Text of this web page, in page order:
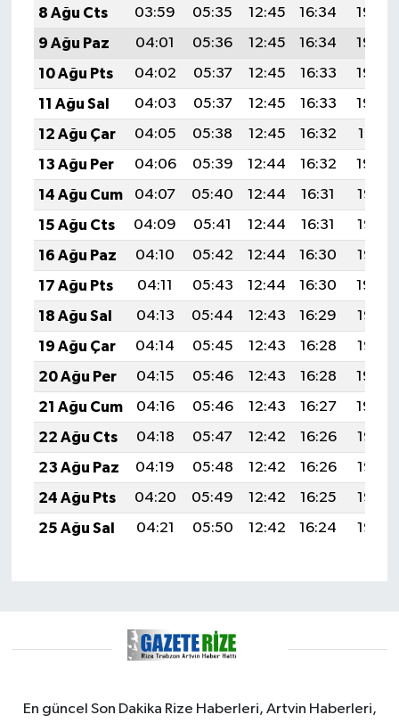
8 Ağu Cts
03:59 05:35 12:45 16:34
19:46
9 Ağu Paz
04:01 05:36 12:45 16:34
19:44
10 Ağu Pts
04:02 05:37 12:45 16:33
19:43
11 Ağu Sal
04:03 05:37 12:45 16:33
19:42
12 Ağu Çar
04:05 05:38 12:45 16:32
19:41
13 Ağu Per
04:06 05:39 12:44 16:32
19:40
14 Ağu Cum
04:07 05:40 12:44 16:31
19:38
15 Ağu Cts
04:09 05:41 12:44 16:31
19:37
16 Ağu Paz
04:10 05:42 12:44 16:30
19:36
17 Ağu Pts
04:11 05:43 12:44 16:30
19:34
18 Ağu Sal
04:13 05:44 12:43 16:29
19:33
19 Ağu Çar
04:14 05:45 12:43 16:28
19:32
20 Ağu Per
04:15 05:46 12:43 16:28
19:30
21 Ağu Cum
04:16 05:46 12:43 16:27
19:29
22 Ağu Cts
04:18 05:47 12:42 16:26
19:28
23 Ağu Paz
04:19 05:48 12:42 16:26
19:26
24 Ağu Pts
04:20 05:49 12:42 16:25
19:25
25 Ağu Sal
04:21 05:50 12:42 16:24 19:23
En güncel Son Dakika Rize Haberleri, Artvin Haberleri,
ÜLKE GÜNDEMİ
YAŞAM
YEREL
Yerel Haberler